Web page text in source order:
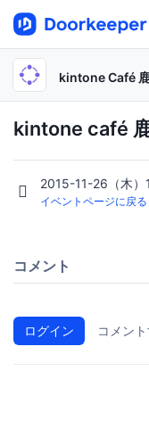
kintone Café
kintone café
2015-11-26（木
イベントページに戻る
コメント
ログイン コメン